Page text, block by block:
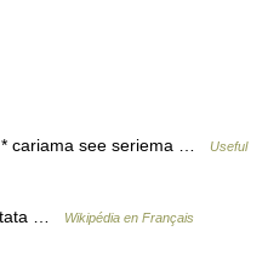
cariama see seriema …
Useful
… Wikipédia en Français